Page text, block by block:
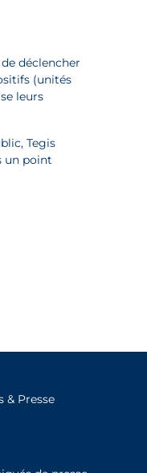
déclencher
(unités
leurs
Tegis
un point
& Presse